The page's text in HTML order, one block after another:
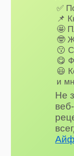
✅
📌
🤩
🤓
😗
😋
😃
и
Не